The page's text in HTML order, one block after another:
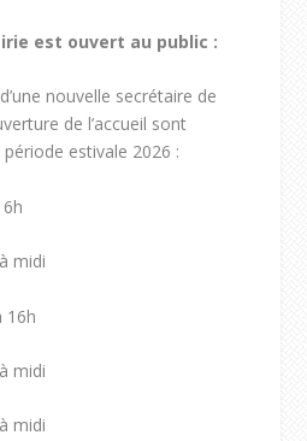
est ouvert au public :
nouvelle secrétaire de
de l’accueil sont
estivale 2026 :
midi
16h
midi
midi